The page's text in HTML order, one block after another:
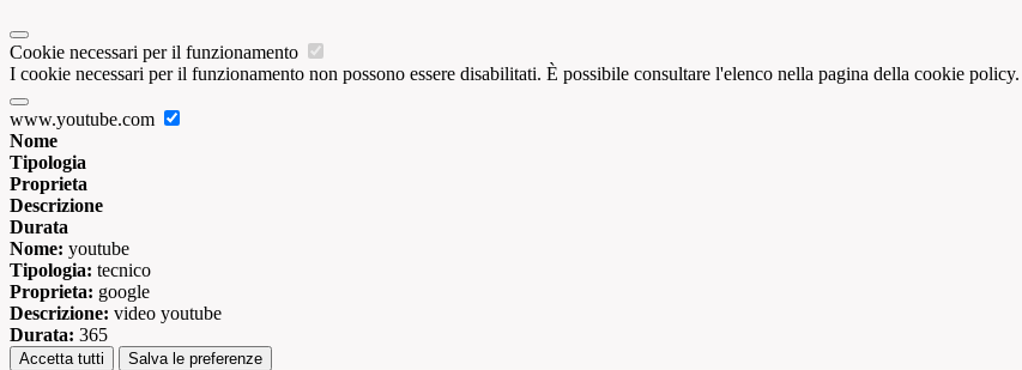
Cookie necessari per il funzionamento
I cookie necessari per il funzionamento non possono essere disabilitati. È possibile consultare l'elenco nella pagina della cookie policy.
www.youtube.com
Nome
Tipologia
Proprieta
Descrizione
Durata
Nome: youtube
Tipologia: tecnico
Proprieta: google
Descrizione: video youtube
Durata: 365
Accetta tutti Salva le preferenze